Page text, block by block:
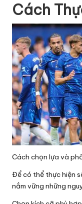
Cách
Cách chọn lựa và
Để có thể thực hiện
nắm vững những